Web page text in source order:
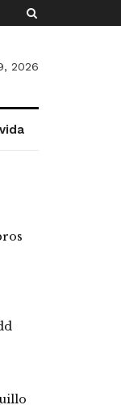
2026